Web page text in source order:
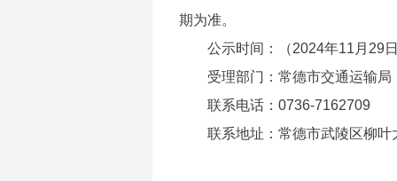
期为准。
公示时间：（2024年11月29
受理部门：常德市交通运输局
联系电话：0736-7162709
联系地址：常德市武陵区柳叶